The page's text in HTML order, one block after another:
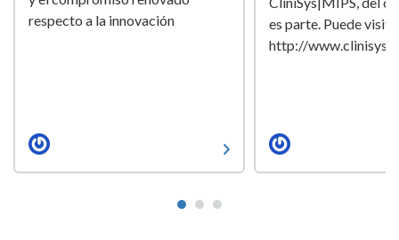
respecto a la innovación
es parte. Puede
http://